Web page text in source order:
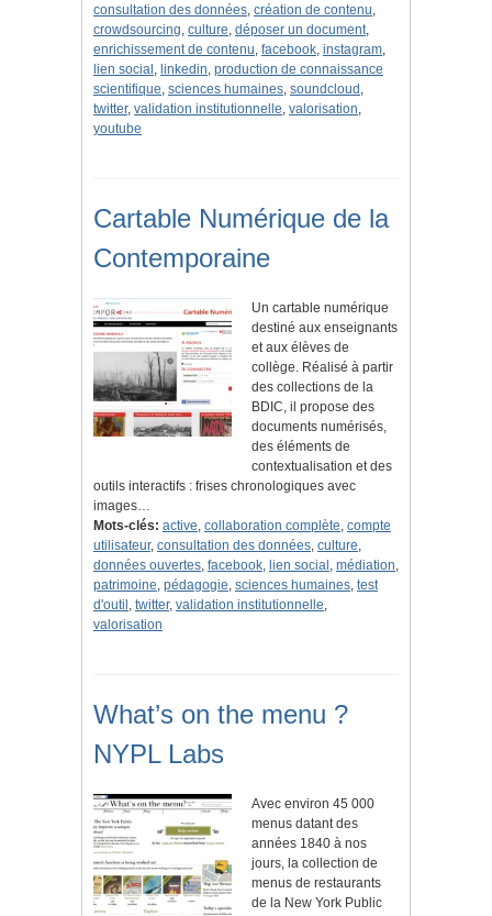
consultation des données, création de contenu,
crowdsourcing, culture, déposer un document,
enrichissement de contenu, facebook, instagram,
lien social , linkedin, production de connaissance
scientifique, sciences humaines, soundcloud ,
twitter, validation institutionnelle, valorisation,
youtube
Cartable Numérique de la
Contemporaine
Un cartable numérique
destiné aux enseignants
et aux élèves de
collège. Réalisé à partir
des collections de la
BDIC, il propose des
documents numérisés,
des éléments de
contextualisation et des
outils interactifs : frises chronologiques avec
images…
Mots-clés: active, collaboration complète, compte
utilisateur, consultation des données, culture,
données ouvertes, facebook, lien social , médiation,
patrimoine, pédagogie, sciences humaines, test
d'outil , twitter, validation institutionnelle,
valorisation
What’s on the menu ?
NYPL Labs
Avec environ 45 000
menus datant des
années 1840 à nos
jours, la collection de
menus de restaurants
de la New York Public